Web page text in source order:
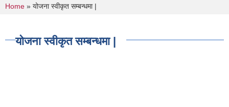
You are here
Home » योजना स्वीकृत सम्बन्धमा |
योजना स्वीकृत सम्बन्धमा |